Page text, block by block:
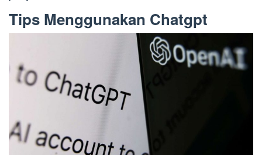
Tips Menggunakan Chatgpt